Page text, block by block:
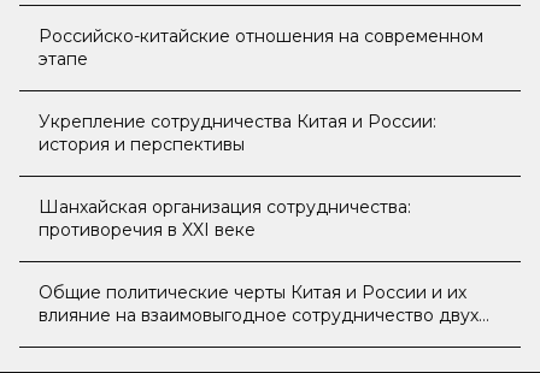
Российско-китайские отношения на современном
этапе
Укрепление сотрудничества Китая и России:
история и перспективы
Шанхайская организация сотрудничества:
противоречия в XXI веке
Общие политические черты Китая и России и их
влияние на взаимовыгодное сотрудничество двух